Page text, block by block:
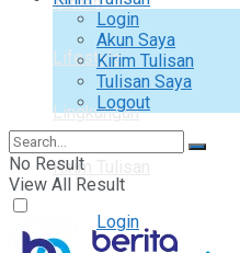
Lifestyle
Lingkungan
Kirim Tulisan
Login
Login
Akun Saya
Kirim Tulisan
Tulisan Saya
Logout
No Result
View All Result